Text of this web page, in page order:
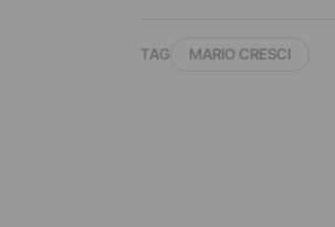
TAG MARIO CRESCI